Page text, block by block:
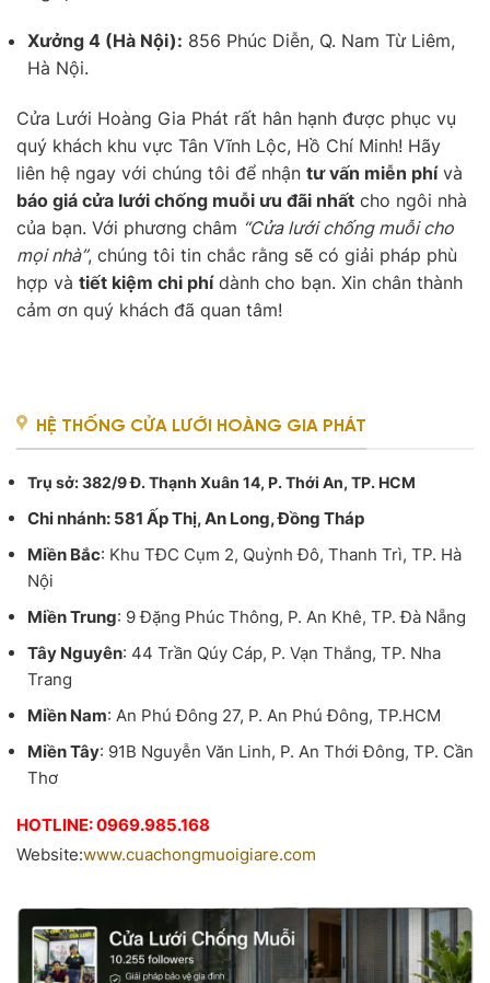
Xưởng 4 (Hà Nội): 856 Phúc Diễn, Q. Nam Từ Liêm,
Hà Nội.
Cửa Lưới Hoàng Gia Phát rất hân hạnh được phục vụ
quý khách khu vực Tân Vĩnh Lộc, Hồ Chí Minh! Hãy
liên hệ ngay với chúng tôi để nhận tư vấn miễn phívà
báo giá cửa lưới chống muỗi ưu đãi nhất cho ngôi nhà
của bạn. Với phương châm “Cửa lưới chống muỗi cho
mọi nhà”, chúng tôi tin chắc rằng sẽ có giải pháp phù
hợp và tiết kiệm chi phídành cho bạn. Xin chân thành
cảm ơn quý khách đã quan tâm!
HỆ THỐNG CỬA LƯỚI HOÀNG GIA PHÁT
Trụ sở: 382/9 Đ. Thạnh Xuân 14, P. Thới An, TP. HCM
Chi nhánh: 581 Ấp Thị, An Long, Đồng Tháp
Miền Bắc: Khu TĐC Cụm 2, Quỳnh Đô, Thanh Trì, TP. Hà
Nội
Miền Trung: 9 Đặng Phúc Thông, P. An Khê, TP. Đà Nẵng
Tây Nguyên: 44 Trần Qúy Cáp, P. Vạn Thắng, TP. Nha
Trang
Miền Nam: An Phú Đông 27, P. An Phú Đông, TP.HCM
Miền Tây: 91B Nguyễn Văn Linh, P. An Thới Đông, TP. Cần
Thơ
HOTLINE: 0969.985.168
Website:www.cuachongmuoigiare.com